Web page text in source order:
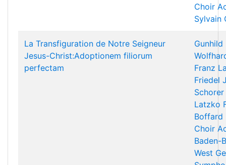
Choir
Sylvain
La Transfiguration de Notre Seigneur
Jesus-Christ:Adoptionem filiorum
perfectam
Gunhild
Franz
Friedel
Schorer
Latzko
Boffard
Choir
Baden-
West